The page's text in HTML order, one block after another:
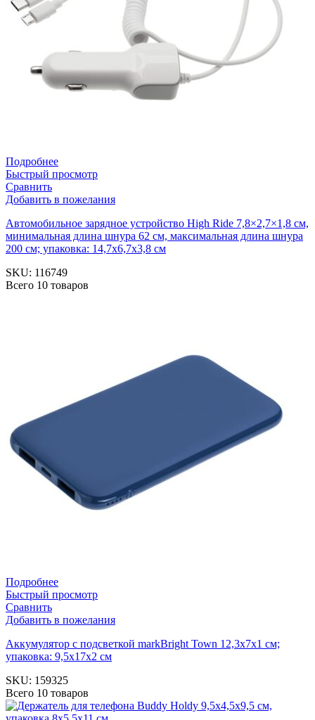
Подробнее
Быстрый просмотр
Сравнить
Добавить в пожелания
Автомобильное зарядное устройство High Ride 7,8×2,7×1,8 см,
минимальная длина шнура 62 см, максимальная длина шнура
200 см; упаковка: 14,7х6,7х3,8 см
SKU: 116749
Всего 10 товаров
Подробнее
Быстрый просмотр
Сравнить
Добавить в пожелания
Аккумулятор с подсветкой markBright Town 12,3х7х1 см;
упаковка: 9,5х17х2 см
SKU: 159325
Всего 10 товаров